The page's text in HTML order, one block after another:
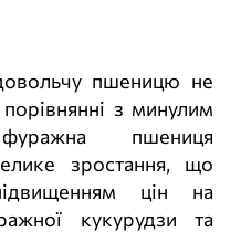
пшеницю не
з минулим
пшениця
зростання, що
цін на
кукурудзи та